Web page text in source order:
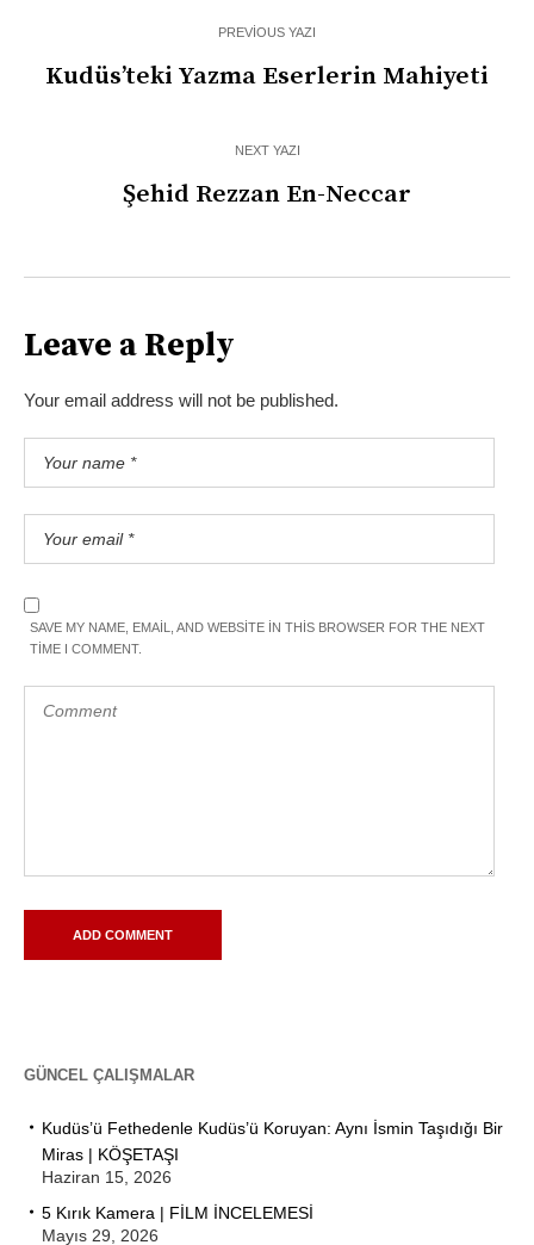
PREVIOUS YAZI
Kudüs’teki Yazma Eserlerin Mahiyeti
NEXT YAZI
Şehid Rezzan En-Neccar
Leave a Reply
Your email address will not be published.
SAVE MY NAME, EMAIL, AND WEBSITE IN THIS BROWSER FOR THE NEXT
TIME I COMMENT.
GÜNCEL ÇALIŞMALAR
Kudüs’ü Fethedenle Kudüs’ü Koruyan: Aynı İsmin Taşıdığı Bir
Miras | KÖŞETAŞI
Haziran 15, 2026
5 Kırık Kamera | FİLM İNCELEMESİ
Mayıs 29, 2026